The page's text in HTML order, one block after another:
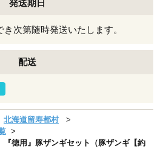
発送期日
次第随時発送いたします。
配送
北海道留寿都村
徳用』豚ザンギセット（豚ザンギ【約